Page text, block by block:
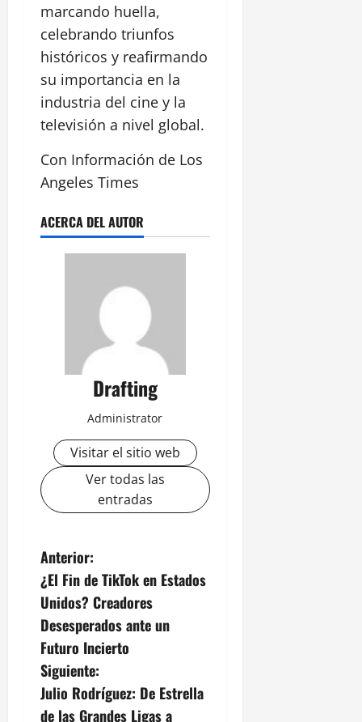
marcando huella,
celebrando triunfos
históricos y reafirmando
su importancia en la
industria del cine y la
televisión a nivel global.
Con Información de Los
Angeles Times
ACERCA DEL AUTOR
Drafting
Administrator
Visitar el sitio web
Ver todas las
entradas
N
a
v
e
g
Anterior:
¿El Fin de TikTok en Estados
Unidos? Creadores
Desesperados ante un
Futuro Incierto
Siguiente:
Julio Rodríguez: De Estrella
de las Grandes Ligas a